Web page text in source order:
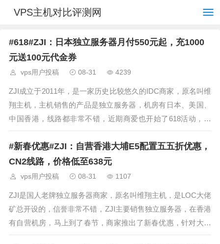
VPS主机对比评测网
#618#ZJI：日本独立服务器月付550元起，充1000
元送100元代金券
vps用户投稿 08-31 4239
ZJI成立于2011年，是一家历史比较悠久的IDC商家，原名叫维
翔主机，主机销售的产品是独立服务器，机房有日本、美国、
中国香港，线路都非常不错，近期商爱也开始了618活动，本
次商家针对三款自营独立服务器推出了特价优惠，另外还有充
值活动，目前充值1000元送100元代金券，限制条件为已购买
业务的朋友，
#新春优惠#ZJI：自营香港大埔E5配置五五折优惠，
CN2线路，价格低至638元
vps用户投稿 08-31 1107
ZJI是国人老牌独立服务器商家，原名叫维翔主机，是LOC大佬
矿总开设的，信誉非常不错，ZJI主要销售独立服务器，在香港
有自营机房，马上到了春节，商家推出了新春优惠，针对大埔
三型、大埔四型、大埔五型独立服务器终身55折优惠，香港大